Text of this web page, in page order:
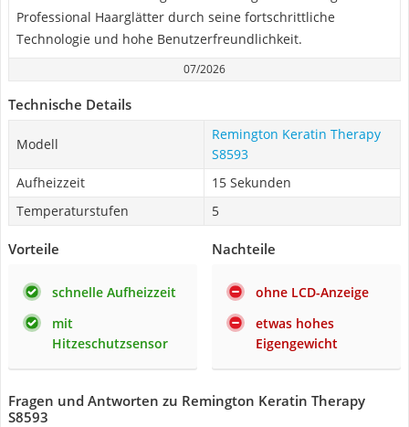
Professional Haarglätter durch seine fortschrittliche
Technologie und hohe Benutzerfreundlichkeit.
07/2026
Technische Details
Modell
Remington Keratin Therapy
S8593
Aufheizzeit
15 Sekunden
Temperaturstufen
5
Vorteile
schnelle Aufheizzeit
mit
Hitzeschutzsensor
Nachteile
ohne LCD-Anzeige
etwas hohes
Eigengewicht
Fragen und Antworten zu Remington Keratin Therapy
S8593